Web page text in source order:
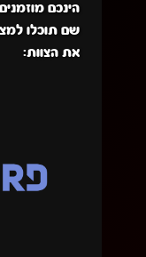
הינכם
שם תוכלו
את הצוות: